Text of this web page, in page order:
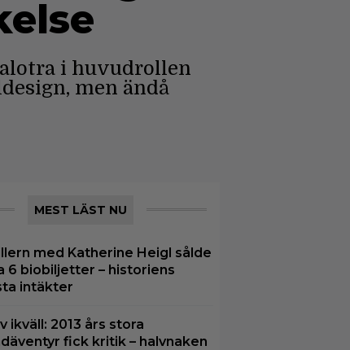
i huvudrollen
men ändå
MEST LÄST NU
med Katherine Heigl sålde
6 biobiljetter – historiens
intäkter
ikväll: 2013 års stora
fick kritik – halvnaken